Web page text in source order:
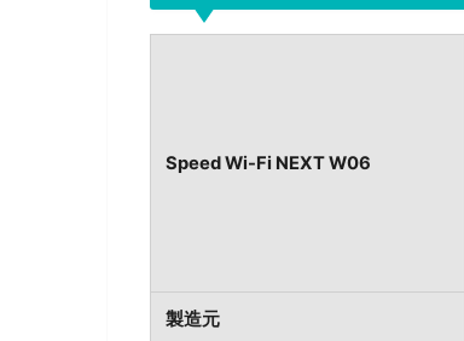
Speed Wi-Fi NEXT W06
製造元